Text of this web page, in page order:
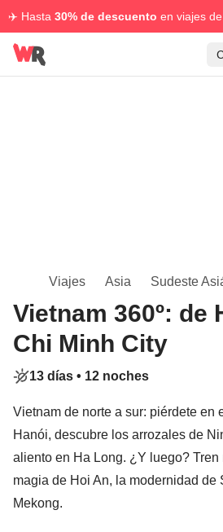
✈️ Hasta 30% de descuento en viajes
Viajes Asia Sudeste
Vietnam 360º: de
Chi Minh City
13 días • 12 noches
Vietnam de norte a sur: piérdete en
Hanói, descubre los arrozales de
aliento en Ha Long. ¿Y luego? Tren
magia de Hoi An, la modernidad de
Mekong.